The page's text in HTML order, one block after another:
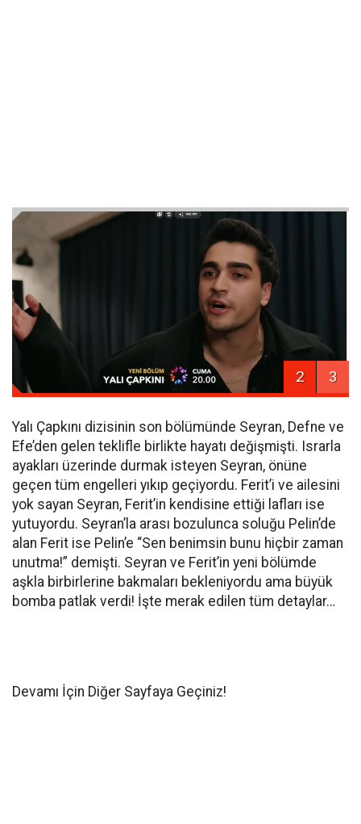
2 3
Yalı Çapkını dizisinin son bölümünde Seyran, Defne ve
Efe’den gelen teklifle birlikte hayatı değişmişti. Israrla
ayakları üzerinde durmak isteyen Seyran, önüne
geçen tüm engelleri yıkıp geçiyordu. Ferit’i ve ailesini
yok sayan Seyran, Ferit’in kendisine ettiği lafları ise
yutuyordu. Seyran’la arası bozulunca soluğu Pelin’de
alan Ferit ise Pelin’e “Sen benimsin bunu hiçbir zaman
unutma!” demişti. Seyran ve Ferit’in yeni bölümde
aşkla birbirlerine bakmaları bekleniyordu ama büyük
bomba patlak verdi! İşte merak edilen tüm detaylar…
Devamı İçin Diğer Sayfaya Geçiniz!